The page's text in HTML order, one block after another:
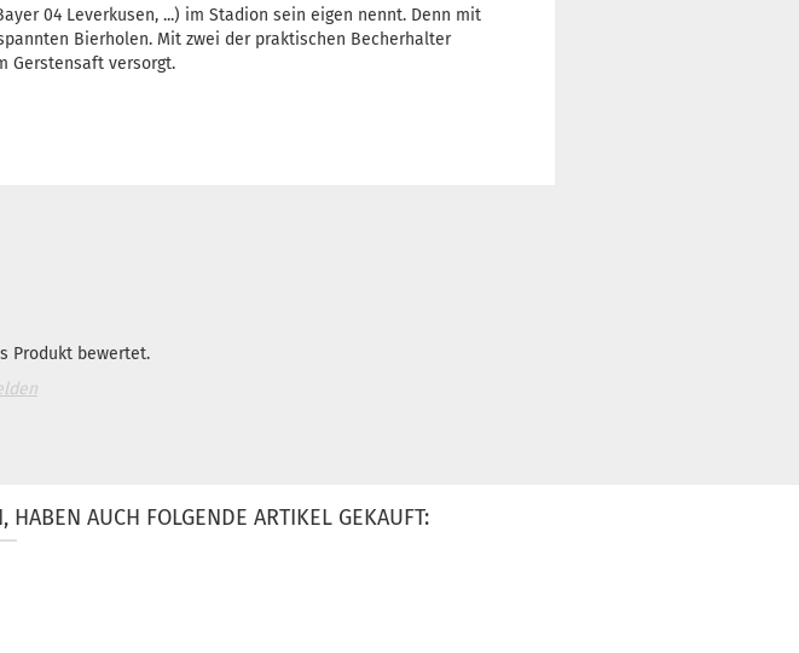
04 Leverkusen, ...) im Stadion sein eigen nennt. Denn mit
Bierholen. Mit zwei der praktischen Becherhalter
Gerstensaft versorgt.
Produkt bewertet.
AUCH FOLGENDE ARTIKEL GEKAUFT: